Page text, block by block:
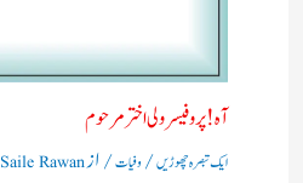
آه ! پروفیسر ولی اختر مرحوم
ایک تبصرہ چھوڑیں/ وفیات/ ازSaile Rawan